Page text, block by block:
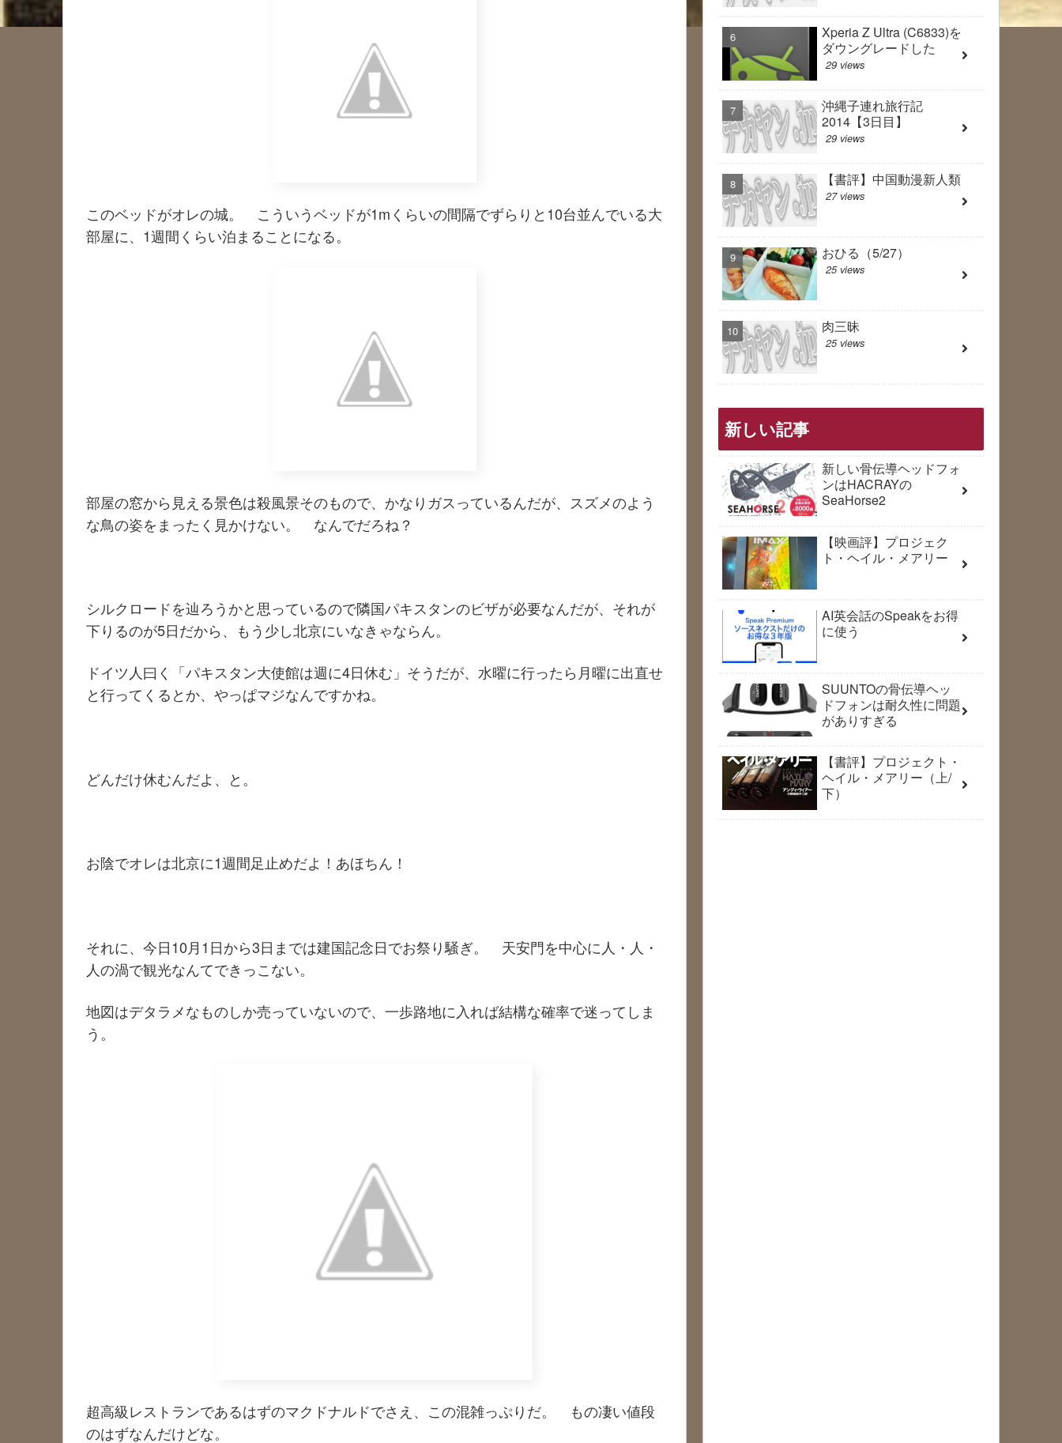
このベッドがオレの城。 こういうベッドが1mくらいの間隔でずらりと10台並んでいる大
部屋に、1週間くらい泊まることになる。
部屋の窓から見える景色は殺風景そのもので、かなりガスっているんだが、スズメのよう
な鳥の姿をまったく見かけない。 なんでだろね？
シルクロードを辿ろうかと思っているので隣国パキスタンのビザが必要なんだが、それが
下りるのが5日だから、もう少し北京にいなきゃならん。
ドイツ人曰く「パキスタン大使館は週に4日休む」そうだが、水曜に行ったら月曜に出直せ
と行ってくるとか、やっぱマジなんですかね。
どんだけ休むんだよ、と。
お陰でオレは北京に1週間足止めだよ！あほちん！
それに、今日10月1日から3日までは建国記念日でお祭り騒ぎ。 天安門を中心に人・人・
人の渦で観光なんてできっこない。
地図はデタラメなものしか売っていないので、一歩路地に入れば結構な確率で迷ってしま
う。
超高級レストランであるはずのマクドナルドでさえ、この混雑っぷりだ。 もの凄い値段
のはずなんだけどな。
Xperia Z Ultra (C6833)を
ダウングレードした
29 views
沖縄子連れ旅行記
2014【3日目】
29 views
【書評】中国動漫新人類
27 views
おひる（5/27）
25 views
肉三昧
25 views
新しい記事
新しい骨伝導ヘッドフォ
ンはHACRAYの
SeaHorse2
【映画評】プロジェク
ト・ヘイル・メアリー
AI英会話のSpeakをお得
に使う
SUUNTOの骨伝導ヘッ
ドフォンは耐久性に問題
がありすぎる
【書評】プロジェクト・
ヘイル・メアリー（上/
下）